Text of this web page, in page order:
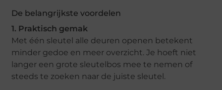
De belangrijkste voordelen
1. Praktisch gemak
Met één sleutel alle deuren openen betekent
minder gedoe en meer overzicht. Je hoeft niet
langer een grote sleutelbos mee te nemen of
steeds te zoeken naar de juiste sleutel.